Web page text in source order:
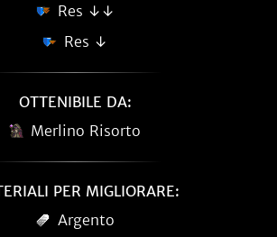
Res ↓↓
Res ↓
OTTENIBILE DA:
Merlino Risorto
PER MIGLIORARE:
Argento